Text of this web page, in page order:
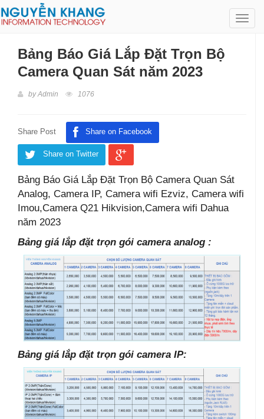
Bảng Báo Giá Lắp Đặt Trọn Bộ
Camera Quan Sát năm 2023
byAdmin 1076
Share Post Share on Facebook
Share on Twitter
Bảng Báo Giá Lắp Đặt Trọn Bộ Camera Quan Sát
Analog, Camera IP, Camera wifi Ezviz, Camera wifi
Imou,Camera Q21 Hikvision,Camera wifi Dahua
năm 2023
Bảng giá lắp đặt trọn gói camera analog :
Bảng giá lắp đặt trọn gói camera IP: